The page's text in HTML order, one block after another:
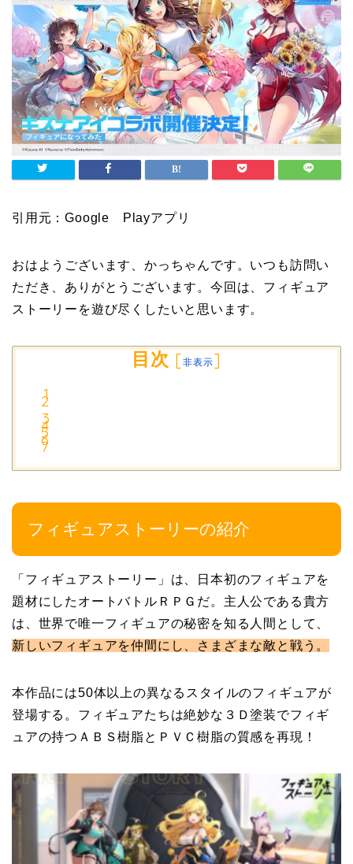
引用元：Google Playアプリ
おはようございます、かっちゃんです。いつも訪問い
ただき、ありがとうございます。今回は、フィギュア
ストーリーを遊び尽くしたいと思います。
目次 [非表示]
フィギュアストーリーの紹介
「フィギュアストーリー」は、日本初のフィギュアを
題材にしたオートバトルＲＰＧだ。主人公である貴方
は、世界で唯一フィギュアの秘密を知る人間として、
新しいフィギュアを仲間にし、さまざまな敵と戦う。
本作品には50体以上の異なるスタイルのフィギュアが
登場する。フィギュアたちは絶妙な３Ｄ塗装でフィギ
ュアの持つＡＢＳ樹脂とＰＶＣ樹脂の質感を再現！